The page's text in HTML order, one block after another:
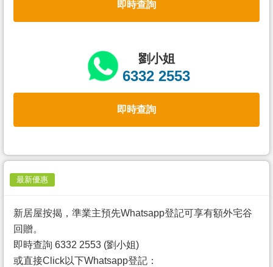
即時查詢
劉小姐
6332 2553
即時查詢
最新優惠
新居屋按揭，準業主預先Whatsapp登記可享有額外宅谷
回贈。
即時查詢 6332 2553 (劉小姐)
或直接Click以下Whatsapp登記：